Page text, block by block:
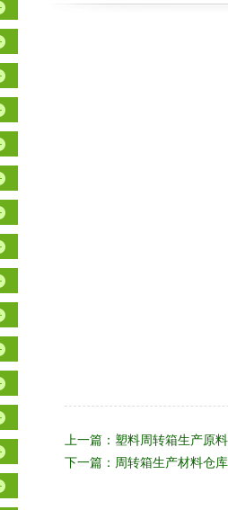
上一篇： 塑料周转箱生产原料
下一篇： 周转箱生产材料仓库